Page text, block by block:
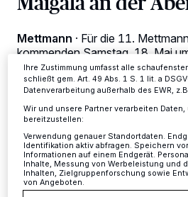
Mettmann · Für die 11.
kommenden Samstag, 18. Mai
Neandertalhalle stattfindet,
Restkarten an der Abendkasse
Verfügung. Danach heißt es
17.05.2019 , 14:57 Uhr Eine
dieses Menü jederzeit wieder aufrufen,
ändern oder Ihre Einwilligung zu
Ihre Einstellungen gelten innerhalb
Informationen finden Sie in unserer
Ihre Zustimmung umfasst alle
schließt gem. Art. 49 Abs. 1 S. 1 lit. a
Datenverarbeitung außerhalb des EWR,
Wir und unsere Partner verarbeiten Daten,
bereitzustellen:
Verwendung genauer Standortdaten.
Identifikation aktiv abfragen. Speichern
Informationen auf einem Endgerät.
Inhalte, Messung von Werbeleistung und
Inhalten, Zielgruppenforschung sowie
von Angeboten.